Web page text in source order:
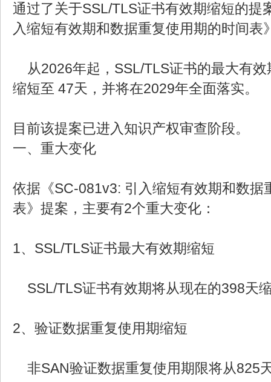
通过了关于SSL/TLS证书有效期缩短的提
入缩短有效期和数据重复使用期的时间表
从2026年起，SSL/TLS证书的最大有效
缩短至 47天，并将在2029年全面落实。
目前该提案已进入知识产权审查阶段。
一、重大变化
依据《SC-081v3: 引入缩短有效期和数据
表》提案，主要有2个重大变化：
1、SSL/TLS证书最大有效期缩短
SSL/TLS证书有效期将从现在的398天
2、验证数据重复使用期缩短
非SAN验证数据重复使用期限将从825